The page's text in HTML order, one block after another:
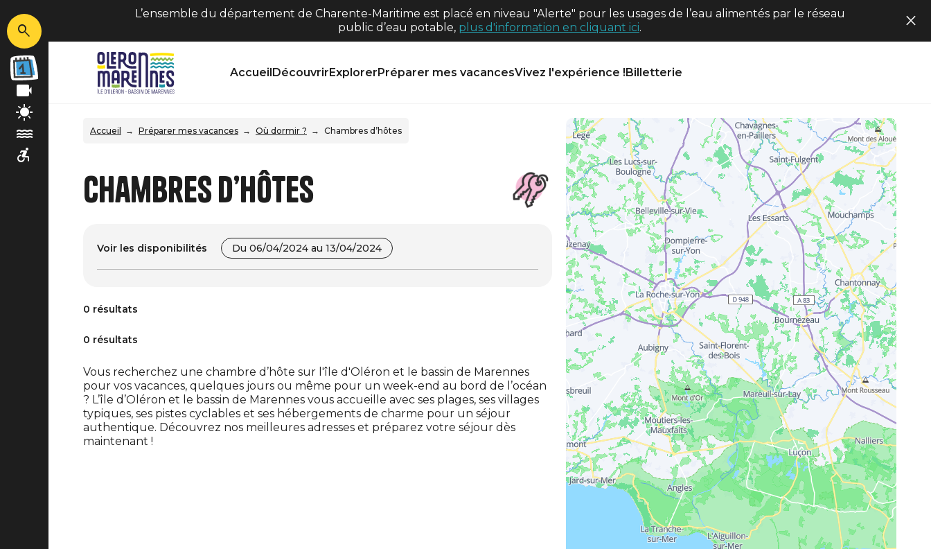
L’ensemble du département de Charente-Maritime est placé en niveau "Alerte" pour les usages de l’eau alimentés par le réseau
public d’eau potable, plus d'information en cliquant ici.
AccueilDécouvrirExplorerPréparer mes vacancesVivez l'expérience !Billetterie
Accueil Préparer mes vacances Où dormir ? Chambres d’hôtes
Chambres d’hôtes
Voir les disponibilités Du 06/04/2024 au 13/04/2024
0 résultats
0 résultats
Vous recherchez une chambre d’hôte sur l'île d'Oléron et le bassin de Marennes
pour vos vacances, quelques jours ou même pour un week-end au bord de l’océan
? L’île d’Oléron et le bassin de Marennes vous accueille avec ses plages, ses villages
typiques, ses pistes cyclables et ses hébergements de charme pour un séjour
authentique. Découvrez nos meilleures adresses et préparez votre séjour dès
maintenant !